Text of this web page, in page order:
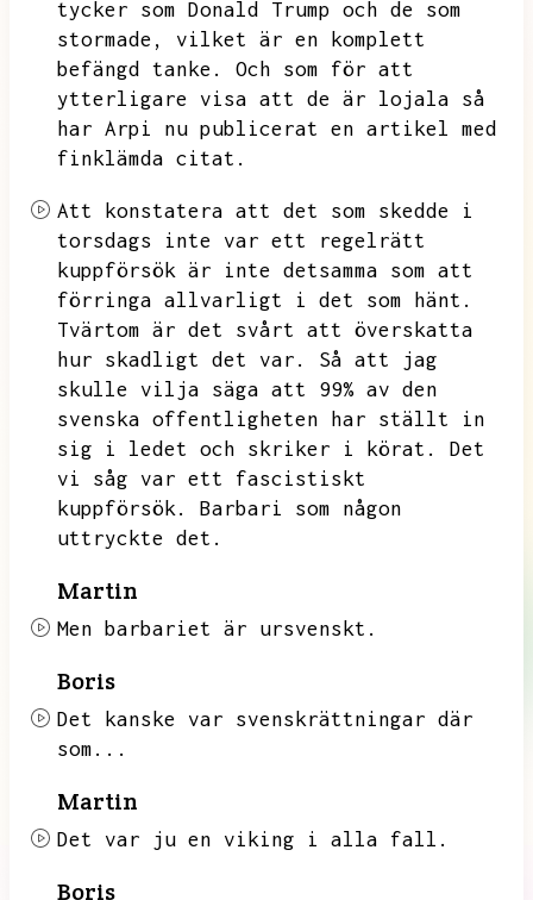
tycker som Donald Trump och de som
stormade,
vilket är en komplett
befängd tanke.
Och som för att
ytterligare visa att de är lojala så
har Arpi nu publicerat en artikel med
finklämda citat.
Att konstatera att det som skedde i
torsdags inte var ett regelrätt
kuppförsök är inte detsamma som att
förringa allvarligt i det som hänt.
Tvärtom är det svårt att överskatta
hur skadligt det var.
Så att jag
skulle vilja säga att 99% av den
svenska offentligheten har ställt in
sig i ledet och skriker i körat.
Det
vi såg var ett fascistiskt
kuppförsök.
Barbari som någon
uttryckte det.
Martin
Men barbariet är ursvenskt.
Boris
Det kanske var svenskrättningar där
som...
Martin
Det var ju en viking i alla fall.
Boris